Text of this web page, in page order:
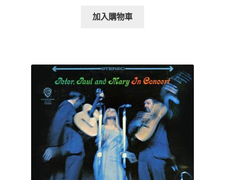
加入購物車